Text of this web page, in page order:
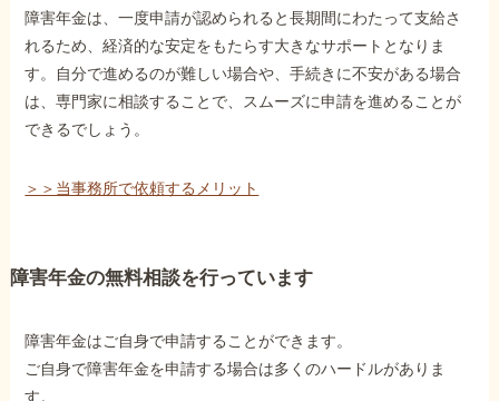
障害年金は、一度申請が認められると長期間にわたって支給さ
れるため、経済的な安定をもたらす大きなサポートとなりま
す。自分で進めるのが難しい場合や、手続きに不安がある場合
は、専門家に相談することで、スムーズに申請を進めることが
できるでしょう。
＞＞当事務所で依頼するメリット
障害年金の無料相談を行っています
障害年金はご自身で申請することができます。
ご自身で障害年金を申請する場合は多くのハードルがありま
す。